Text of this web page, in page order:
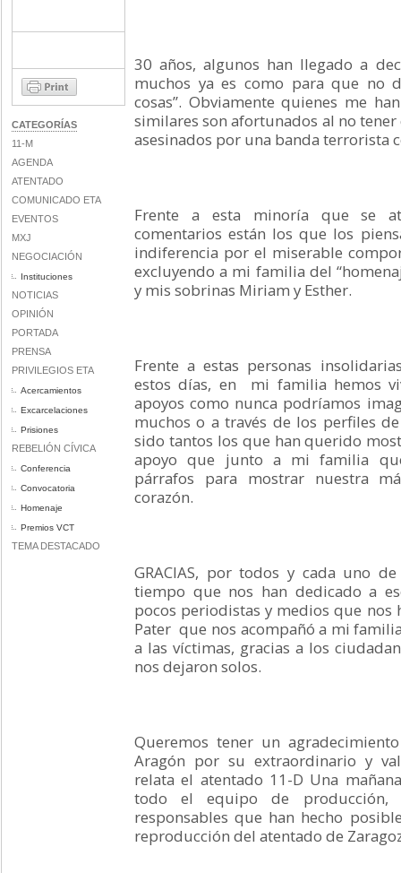
CATEGORÍAS
11-M
AGENDA
ATENTADO
COMUNICADO ETA
EVENTOS
MXJ
NEGOCIACIÓN
Instituciones
NOTICIAS
OPINIÓN
PORTADA
PRENSA
PRIVILEGIOS ETA
Acercamientos
Excarcelaciones
Prisiones
REBELIÓN CÍVICA
Conferencia
Convocatoria
Homenaje
Premios VCT
TEMA DESTACADO
30 años, algunos han llegado a
muchos ya es como para que no
cosas”. Obviamente quienes me
similares son afortunados al no
asesinados por una banda terrorista
Frente a esta minoría que se
comentarios están los que los
indiferencia por el miserable
excluyendo a mi familia del
y mis sobrinas Miriam y Esther.
Frente a estas personas
estos días, en mi familia hemos
apoyos como nunca podríamos
muchos o a través de los perfiles
sido tantos los que han querido
apoyo que junto a mi familia
párrafos para mostrar nuestra
corazón.
GRACIAS, por todos y cada uno
tiempo que nos han dedicado a
pocos periodistas y medios que nos
Pater que nos acompañó a mi
a las víctimas, gracias a los
nos dejaron solos.
Queremos tener un
Aragón por su extraordinario y
relata el atentado 11-D Una
todo el equipo de producción,
responsables que han hecho
reproducción del atentado de